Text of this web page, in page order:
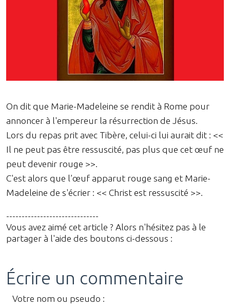
On dit que Marie-Madeleine se rendit à Rome pour
annoncer à l'empereur la résurrection de Jésus.
Lors du repas prit avec Tibère, celui-ci lui aurait dit : <<
Il ne peut pas être ressuscité, pas plus que cet œuf ne
peut devenir rouge >>.
C'est alors que l’œuf apparut rouge sang et Marie-
Madeleine de s'écrier : << Christ est ressuscité >>.
------------------------------
Vous avez aimé cet article ? Alors n'hésitez pas à le
partager à l'aide des boutons ci-dessous :
Écrire un commentaire
Votre nom ou pseudo :